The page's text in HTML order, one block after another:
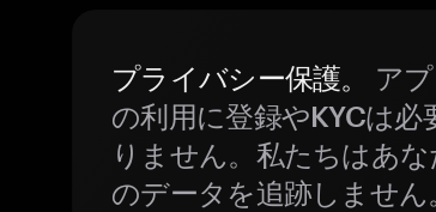
プライバシー保護。
アプ
の利用に登録やKYCは必
りません。私たちはあな
のデータを追跡しません